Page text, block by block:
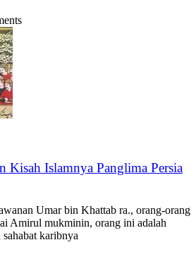
Kisah Islamnya Panglima Persia
Umar bin Khattab ra., orang-orang
Amirul mukminin, orang ini adalah
karibnya